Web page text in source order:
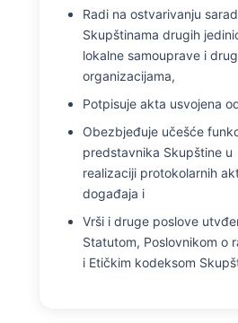
Radi na ostvarivanju
Skupštinama drugih
lokalne samouprave i
organizacijama,
Potpisuje akta usvojena
Obezbjeđuje učešće
predstavnika Skupštine u
realizaciji protokolarnih
događaja i
Vrši i druge poslove
Statutom, Poslovnikom o
i Etičkim kodeksom